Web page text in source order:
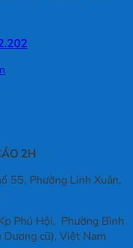
2H
55, Phường Linh Xuân,
Phú Hội, Phường Bình
cũ), Việt Nam